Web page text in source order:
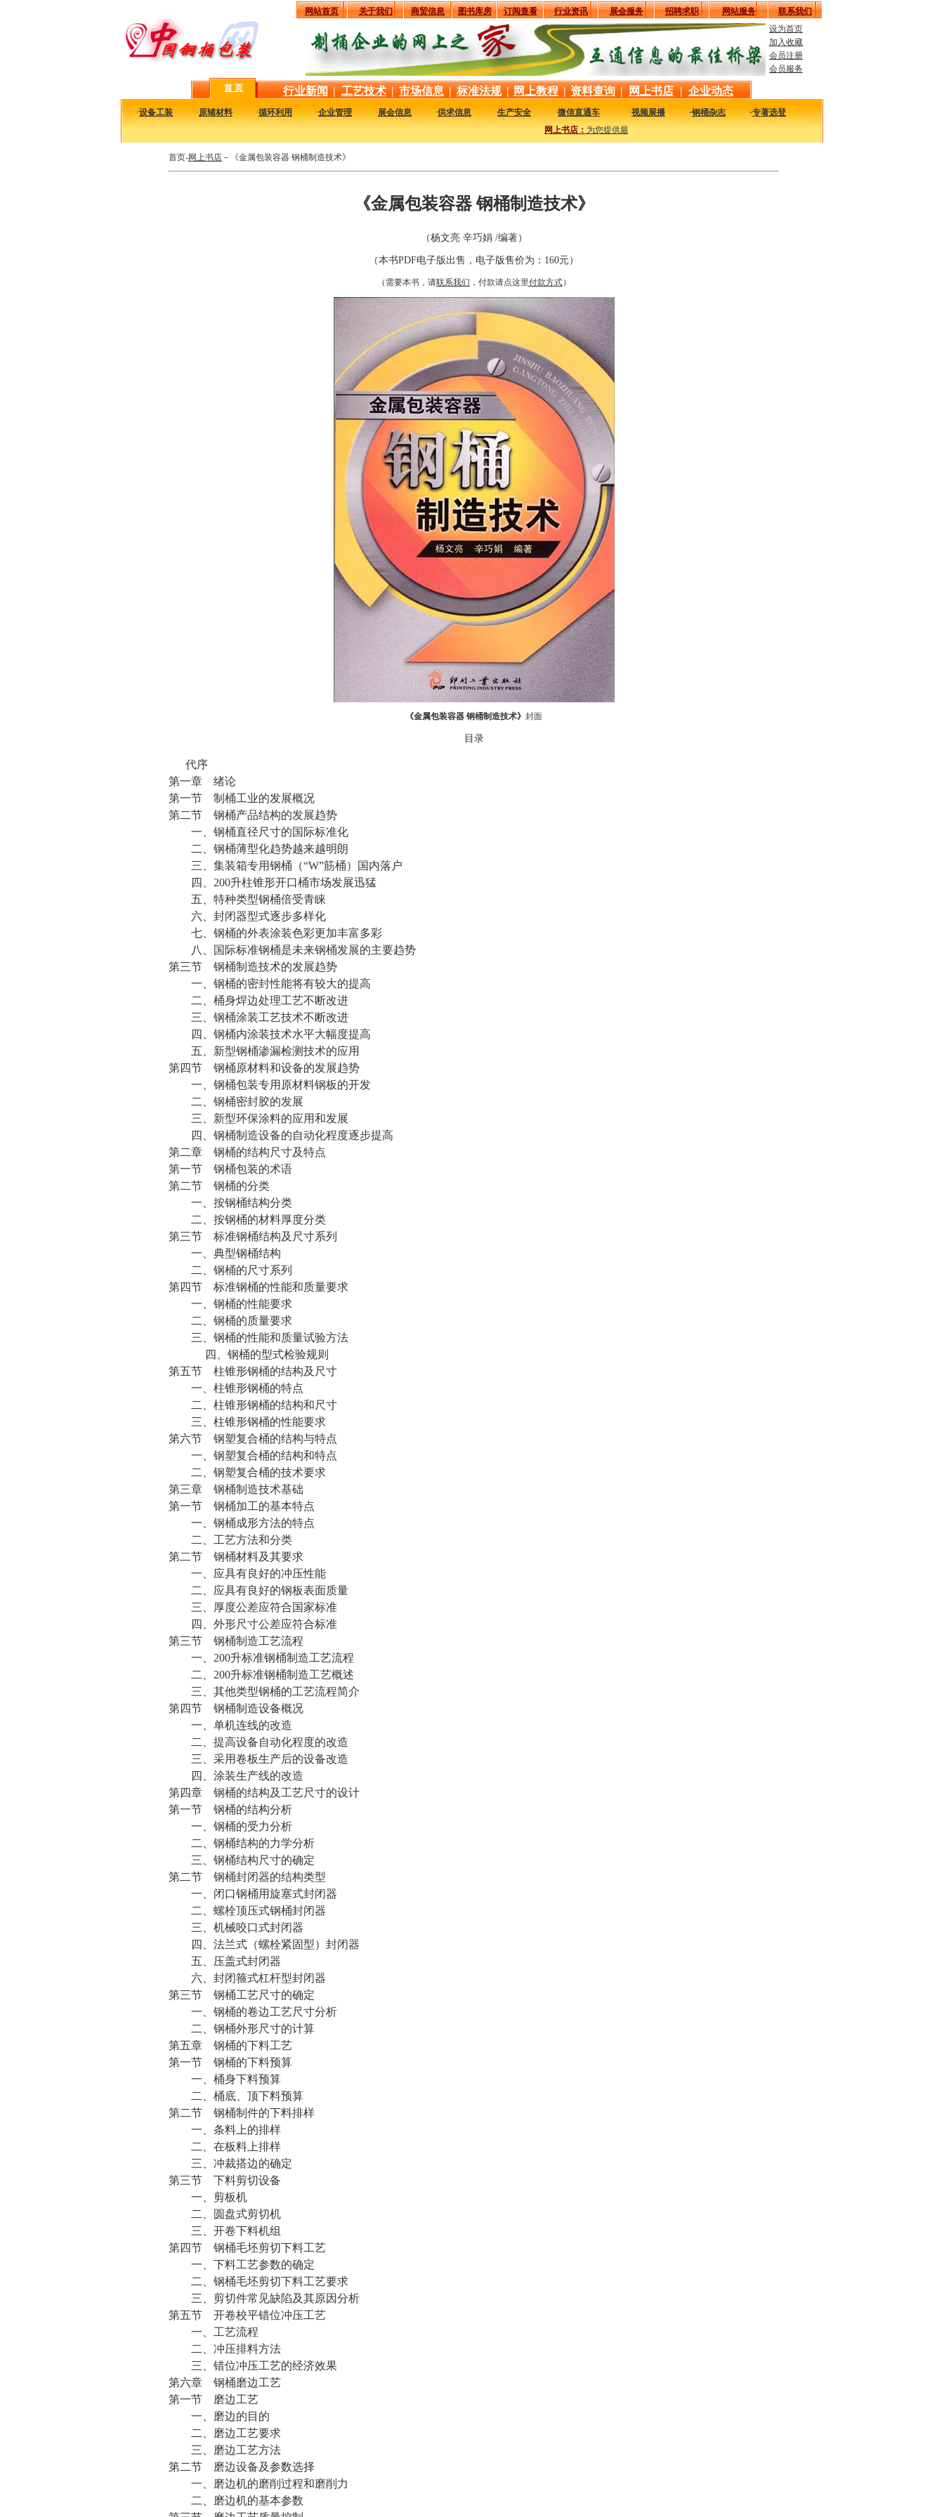
网站首页 关于我们 商贸信息 图书库房 订阅查看 行业资讯 展会服务 招聘求职 网站服务
联系我们
设为首页
加入收藏
会员注册
会员服务
首 页
行业新闻 | 工艺技术 | 市场信息 | 标准法规 | 网上教程 | 资料查询 | 网上书店 | 企业动态
·设备工装 ·原辅材料 ·循环利用 ·企业管理 ·展会信息 ·供求信息 ·生产安全 ·微信直通车 ·视频展播 ·钢桶杂志 ·专著选登
网上书店：为您提供最新最实用的图书，包括本站编著的图书及国内各组织内部发行的重要图书，以及行业绝版
首页-网上书店 －《金属包装容器 钢桶制造技术》
《金属包装容器 钢桶制造技术》
（杨文亮 辛巧娟 /编著）
（本书PDF电子版出售，电子版售价为：160元）
（需要本书，请联系我们 ，付款请点这里付款方式）
《金属包装容器 钢桶制造技术》 封面
目录
代序
第一章 绪论
第一节 制桶工业的发展概况
第二节 钢桶产品结构的发展趋势
一、钢桶直径尺寸的国际标准化
二、钢桶薄型化趋势越来越明朗
三、集装箱专用钢桶（“W”筋桶）国内落户
四、200升柱锥形开口桶市场发展迅猛
五、特种类型钢桶倍受青睐
六、封闭器型式逐步多样化
七、钢桶的外表涂装色彩更加丰富多彩
八、国际标准钢桶是未来钢桶发展的主要趋势
第三节 钢桶制造技术的发展趋势
一、钢桶的密封性能将有较大的提高
二、桶身焊边处理工艺不断改进
三、钢桶涂装工艺技术不断改进
四、钢桶内涂装技术水平大幅度提高
五、新型钢桶渗漏检测技术的应用
第四节 钢桶原材料和设备的发展趋势
一、钢桶包装专用原材料钢板的开发
二、钢桶密封胶的发展
三、新型环保涂料的应用和发展
四、钢桶制造设备的自动化程度逐步提高
第二章 钢桶的结构尺寸及特点
第一节 钢桶包装的术语
第二节 钢桶的分类
一、按钢桶结构分类
二、按钢桶的材料厚度分类
第三节 标准钢桶结构及尺寸系列
一、典型钢桶结构
二、钢桶的尺寸系列
第四节 标准钢桶的性能和质量要求
一、钢桶的性能要求
二、钢桶的质量要求
三、钢桶的性能和质量试验方法
四、钢桶的型式检验规则
第五节 柱锥形钢桶的结构及尺寸
一、柱锥形钢桶的特点
二、柱锥形钢桶的结构和尺寸
三、柱锥形钢桶的性能要求
第六节 钢塑复合桶的结构与特点
一、钢塑复合桶的结构和特点
二、钢塑复合桶的技术要求
第三章 钢桶制造技术基础
第一节 钢桶加工的基本特点
一、钢桶成形方法的特点
二、工艺方法和分类
第二节 钢桶材料及其要求
一、应具有良好的冲压性能
二、应具有良好的钢板表面质量
三、厚度公差应符合国家标准
四、外形尺寸公差应符合标准
第三节 钢桶制造工艺流程
一、200升标准钢桶制造工艺流程
二、200升标准钢桶制造工艺概述
三、其他类型钢桶的工艺流程简介
第四节 钢桶制造设备概况
一、单机连线的改造
二、提高设备自动化程度的改造
三、采用卷板生产后的设备改造
四、涂装生产线的改造
第四章 钢桶的结构及工艺尺寸的设计
第一节 钢桶的结构分析
一、钢桶的受力分析
二、钢桶结构的力学分析
三、钢桶结构尺寸的确定
第二节 钢桶封闭器的结构类型
一、闭口钢桶用旋塞式封闭器
二、螺栓顶压式钢桶封闭器
三、机械咬口式封闭器
四、法兰式（螺栓紧固型）封闭器
五、压盖式封闭器
六、封闭箍式杠杆型封闭器
第三节 钢桶工艺尺寸的确定
一、钢桶的卷边工艺尺寸分析
二、钢桶外形尺寸的计算
第五章 钢桶的下料工艺
第一节 钢桶的下料预算
一、桶身下料预算
二、桶底、顶下料预算
第二节 钢桶制件的下料排样
一、条料上的排样
二、在板料上排样
三、冲裁搭边的确定
第三节 下料剪切设备
一、剪板机
二、圆盘式剪切机
三、开卷下料机组
第四节 钢桶毛坯剪切下料工艺
一、下料工艺参数的确定
二、钢桶毛坯剪切下料工艺要求
三、剪切件常见缺陷及其原因分析
第五节 开卷校平错位冲压工艺
一、工艺流程
二、冲压排料方法
三、错位冲压工艺的经济效果
第六章 钢桶磨边工艺
第一节 磨边工艺
一、磨边的目的
二、磨边工艺要求
三、磨边工艺方法
第二节 磨边设备及参数选择
一、磨边机的磨削过程和磨削力
二、磨边机的基本参数